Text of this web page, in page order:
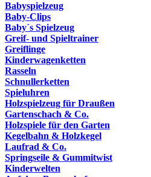
Babyspielzeug
Baby-Clips
Baby´s Spielzeug
Greif- und Spieltrainer
Greiflinge
Kinderwagenketten
Rasseln
Schnullerketten
Spieluhren
Holzspielzeug für Draußen
Gartenschach & Co.
Holzspiele für den Garten
Kegelbahn & Holzkegel
Laufrad & Co.
Springseile & Gummitwist
Kinderwelten